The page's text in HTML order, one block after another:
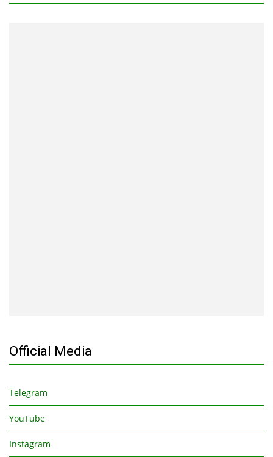
Official Media
Telegram
YouTube
Instagram